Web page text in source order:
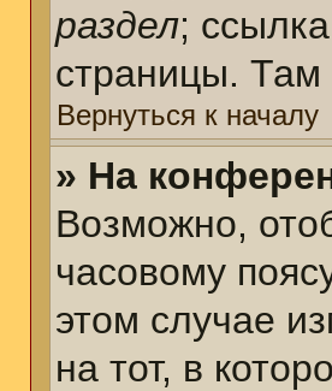
раздел;
страницы. Там
Вернуться к началу
» На
Возможно,
часовому
этом случае
на тот, в